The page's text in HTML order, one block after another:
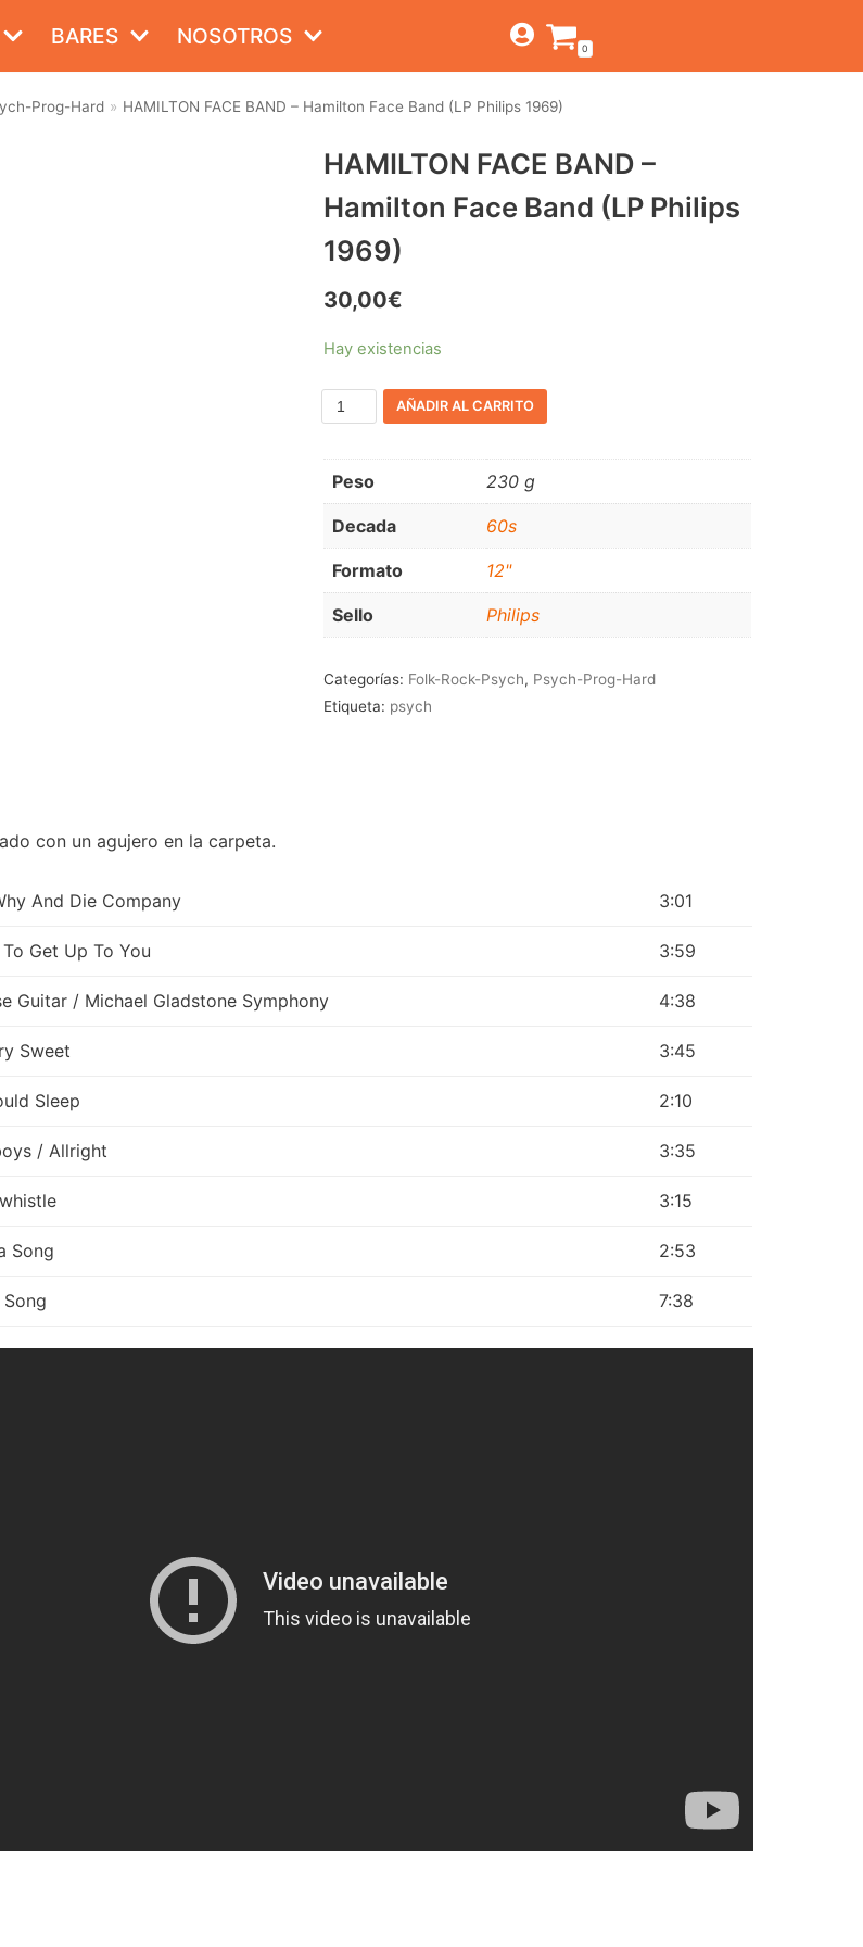
BARES NOSOTROS 0
ESTILOS
ALTERNATIVE-INDIE
RNB-SOUL-LATIN
JAZZ-BLUES
JAGUAR
Prog-Hard » HAMILTON FACE BAND – Hamilton Face Band (LP Philips 1969)
HAMILTON FACE BAND –
Hamilton Face Band (LP Philips
1969)
30,00€
Hay existencias
AÑADIR AL CARRITO
Peso 230 g
Decada 60s
Formato 12"
Sello Philips
Categorías: Folk-Rock-Psych, Psych-Prog-Hard
Etiqueta: psych
con un agujero en la carpeta.
And Die Company 3:01
Get Up To You 3:59
Guitar / Michael Gladstone Symphony 4:38
Sweet 3:45
Sleep 2:10
/ Allright 3:35
3:15
Song 2:53
7:38